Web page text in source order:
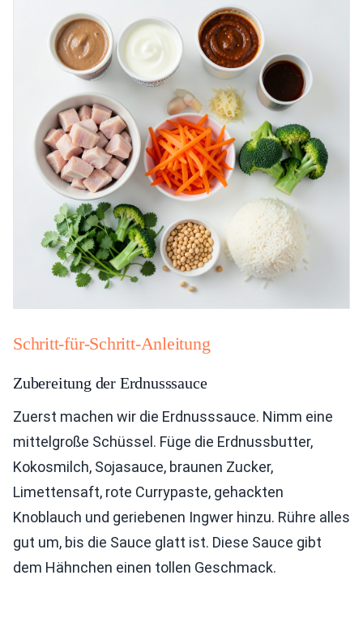
Schritt-für-Schritt-Anleitung
Zubereitung der Erdnusssauce
Zuerst machen wir die Erdnusssauce. Nimm eine
mittelgroße Schüssel. Füge die Erdnussbutter,
Kokosmilch, Sojasauce, braunen Zucker,
Limettensaft, rote Currypaste, gehackten
Knoblauch und geriebenen Ingwer hinzu. Rühre alles
gut um, bis die Sauce glatt ist. Diese Sauce gibt
dem Hähnchen einen tollen Geschmack.